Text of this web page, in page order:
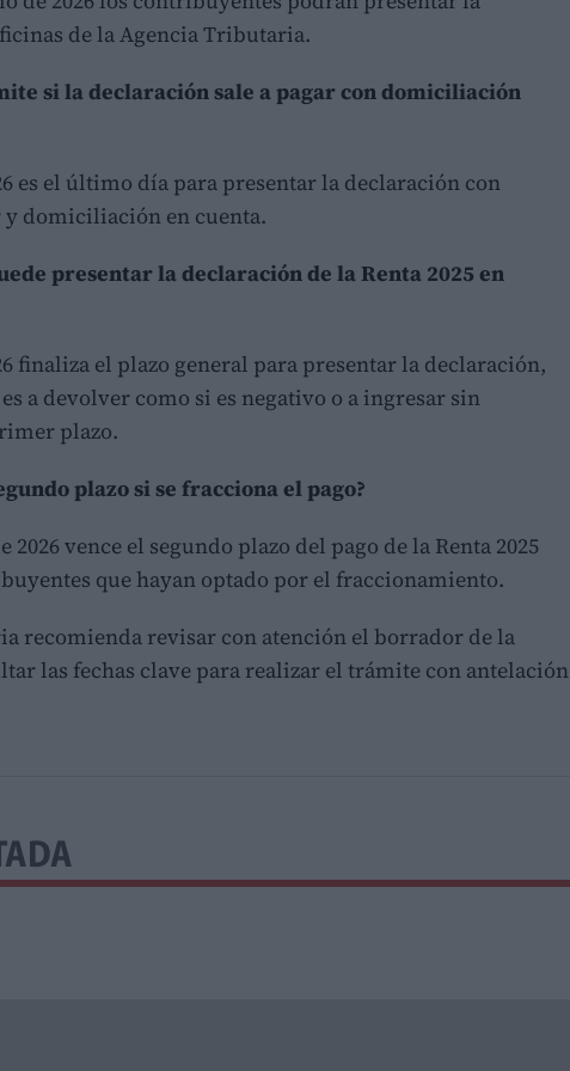
de la Agencia Tributaria.
si la declaración sale a pagar con domiciliación
es el último día para presentar la declaración con
domiciliación en cuenta.
presentar la declaración de la Renta 2025 en
finaliza el plazo general para presentar la declaración,
a devolver como si es negativo o a ingresar sin
plazo.
plazo si se fracciona el pago?
2026 vence el segundo plazo del pago de la Renta 2025
que hayan optado por el fraccionamiento.
recomienda revisar con atención el borrador de la
las fechas clave para realizar el trámite con antelación